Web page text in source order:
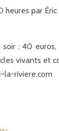
par
: 40
vivants et
la-riviere.com